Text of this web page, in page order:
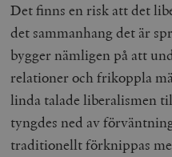
Det finns en risk att det
det sammanhang det är
bygger nämligen på att
relationer och frikoppla
linda talade liberalismen
tyngdes ned av
traditionellt förknippas